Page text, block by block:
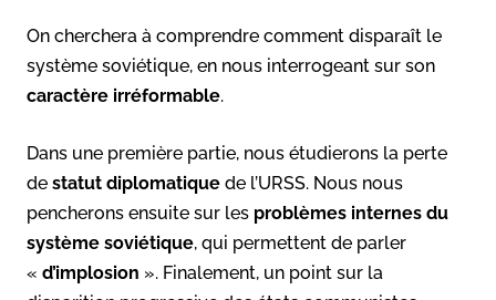
On cherchera à comprendre comment disparaît le
système soviétique, en nous interrogeant sur son
caractère irréformable.
Dans une première partie, nous étudierons la perte
de statut diplomatique de l’URSS. Nous nous
pencherons ensuite sur les problèmes internes du
système soviétique, qui permettent de parler
« d’implosion ». Finalement, un point sur la